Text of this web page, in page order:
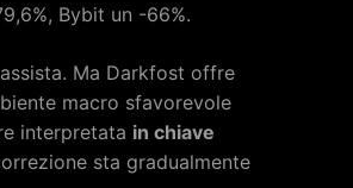
Bybit un -66%.
Ma Darkfost offre
macro sfavorevole
interpretata in chiave
sta gradualmente